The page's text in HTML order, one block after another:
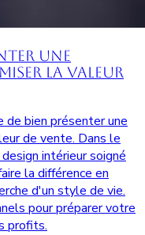
une
la Valeur
de bien présenter une
de vente. Dans le
intérieur soigné
la différence en
d'un style de vie.
pour préparer votre
profits.